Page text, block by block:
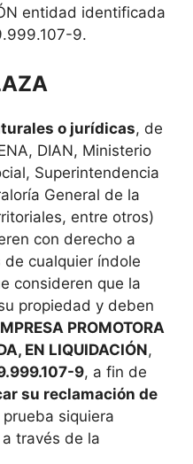
entidad identificada
9.
o jurídicas, de
DIAN, Ministerio
Superintendencia
General de la
entre otros)
con derecho a
de cualquier índole
consideren que la
propiedad y deben
PROMOTORA
EN LIQUIDACIÓN,
9, a fin de
su reclamación de
prueba siquiera
través de la